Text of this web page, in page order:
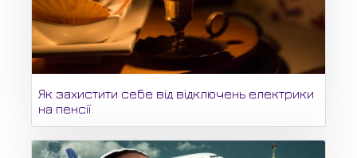
Як захистити себе від відключень електрики
на пенсії